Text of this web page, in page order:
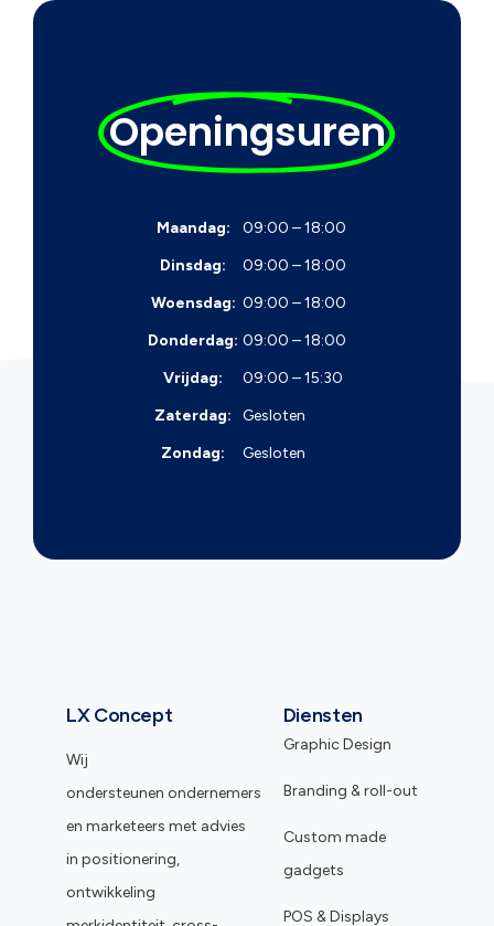
Openingsuren
Maandag:
09:00 – 18:00
Dinsdag:
09:00 – 18:00
Woensdag: 09:00 – 18:00
Donderdag: 09:00 – 18:00
Vrijdag:
09:00 – 15:30
Zaterdag:
Gesloten
Zondag:
Gesloten
LX Concept
Wij
ondersteunen ondernemers
en marketeers met advies
in positionering,
ontwikkeling
Diensten
Graphic Design
Branding & roll-out
Custom made
gadgets
POS & Displays